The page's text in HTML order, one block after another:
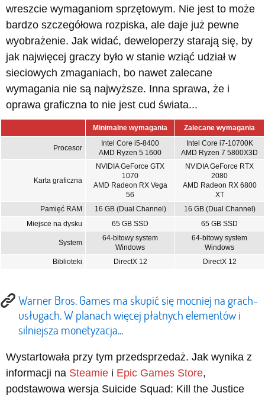
wreszcie wymaganiom sprzętowym. Nie jest to może
bardzo szczegółowa rozpiska, ale daje już pewne
wyobrażenie. Jak widać, deweloperzy starają się, by
jak najwięcej graczy było w stanie wziąć udział w
sieciowych zmaganiach, bo nawet zalecane
wymagania nie są najwyższe. Inna sprawa, że i
oprawa graficzna to nie jest cud świata...
Minimalne wymagania Zalecane wymagania
Procesor
Intel Core i5-8400
AMD Ryzen 5 1600
Intel Core i7-10700K
AMD Ryzen 7 5800X3D
Karta graficzna
NVIDIA GeForce GTX
1070
AMD Radeon RX Vega
56
NVIDIA GeForce RTX
2080
AMD Radeon RX 6800
XT
Pamięć RAM
16 GB (Dual Channel)
16 GB (Dual Channel)
Miejsce na dysku
65 GB SSD 65 GB SSD
System
64-bitowy system
Windows
64-bitowy system
Windows
Biblioteki
DirectX 12 DirectX 12
Warner Bros. Games ma skupić się mocniej na grach-
usługach. W planach więcej płatnych elementów i
silniejsza monetyzacja...
Wystartowała przy tym przedsprzedaż. Jak wynika z
informacji na Steamie i Epic Games Store,
podstawowa wersja Suicide Squad: Kill the Justice